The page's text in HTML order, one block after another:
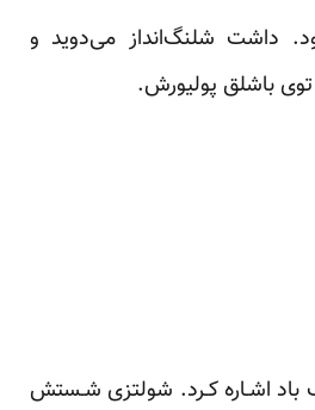
داشت شلنگ‌انداز می‌دوید و
باشلق پولیورش.
اشـاره کـرد. شولتزی شـستش